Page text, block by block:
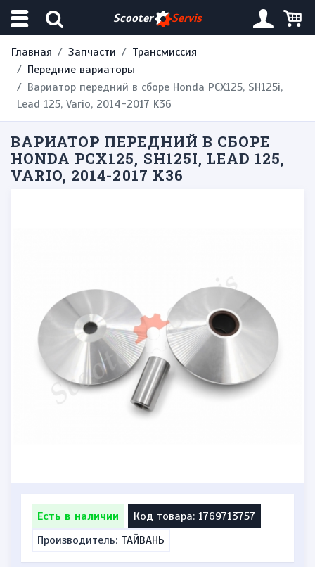
Scooter Servis
Главная Запчасти
Трансмиссия
Передние вариаторы
Вариатор передний в сборе Honda PCX125, SH125i,
Lead 125, Vario, 2014-2017 K36
ВАРИАТОР ПЕРЕДНИЙ В СБОРЕ
HONDA PCX125, SH125I, LEAD 125,
VARIO, 2014-2017 K36
Есть в наличии
Код товара: 1769713757
Производитель: ТАЙВАНЬ